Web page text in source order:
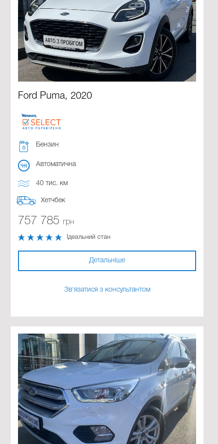
Ford Puma, 2020
Бензин
Автоматична
40 тис. км
Хетчбек
757 785 грн
Ідеальний стан
Детальніше
Зв'язатися з консультантом